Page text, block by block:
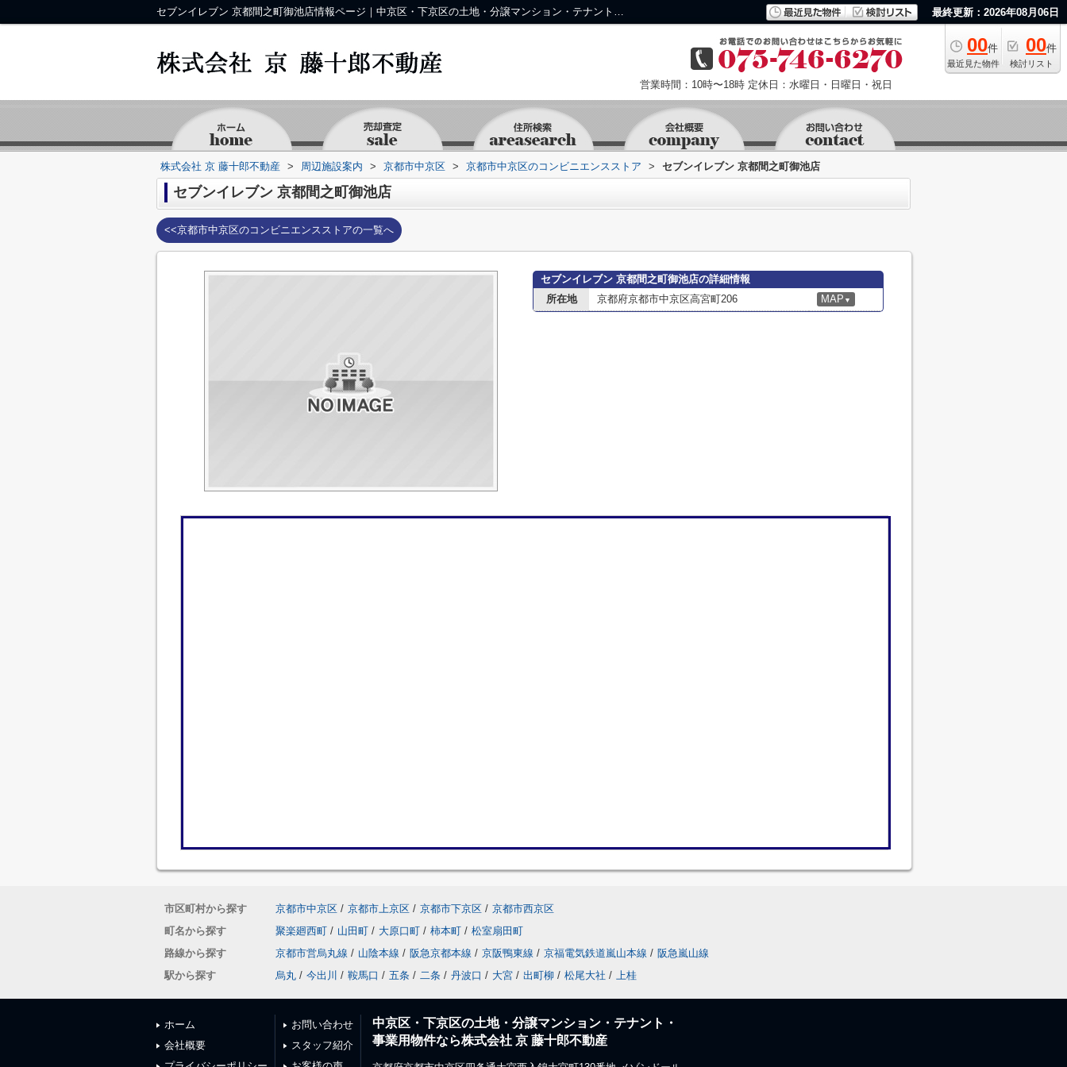
セブンイレブン 京都間之町御池店情報ページ｜中京区・下京区の土地・分譲マンション・テナント・事業用物件なら株式会社 京 藤十郎不動産 最終更新：2026年08月06日
00件
最近見た物件
00件
検討リスト
営業時間：10時〜18時 定休日：水曜日・日曜日・祝日
株式会社 京 藤十郎不動産 > 周辺施設案内 > 京都市中京区 > 京都市中京区のコンビニエンスストア > セブンイレブン 京都間之町御池店
セブンイレブン 京都間之町御池店
<<京都市中京区のコンビニエンスストアの一覧へ
セブンイレブン 京都間之町御池店の詳細情報
所在地
京都府京都市中京区高宮町206 MAP ▼
市区町村から探す 京都市中京区 / 京都市上京区 / 京都市下京区 / 京都市西京区
町名から探す
聚楽廻西町 / 山田町 / 大原口町 / 柿本町 / 松室扇田町
路線から探す
京都市営烏丸線 / 山陰本線 / 阪急京都本線 / 京阪鴨東線 / 京福電気鉄道嵐山本線 / 阪急嵐山線
駅から探す
烏丸 / 今出川 / 鞍馬口 / 五条 / 二条 / 丹波口 / 大宮 / 出町柳 / 松尾大社 / 上桂
ホーム
会社概要
お問い合わせ
スタッフ紹介
中京区・下京区の土地・分譲マンション・テナント・
事業用物件なら株式会社 京 藤十郎不動産